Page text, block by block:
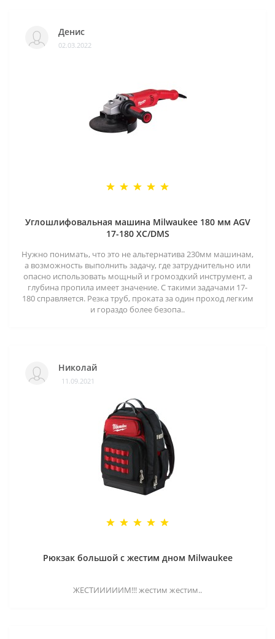
Денис
02.03.2022
Углошлифовальная машина Milwaukee 180 мм AGV
17-180 XC/DMS
Нужно понимать, что это не альтернатива 230мм машинам,
а возможность выполнить задачу, где затруднительно или
опасно использовать мощный и громоздкий инструмент, а
глубина пропила имеет значение. С такими задачами 17-
180 справляется. Резка труб, проката за один проход легким
и гораздо более безопа..
Николай
11.09.2021
Рюкзак большой с жестим дном Milwaukee
ЖЕСТИИИИИМ!!! жестим жестим..